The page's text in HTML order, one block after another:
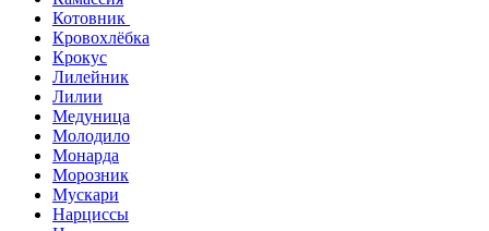
Котовник
Кровохлёбка
Крокус
Лилейник
Лилии
Медуница
Молодило
Монарда
Морозник
Мускари
Нарциссы